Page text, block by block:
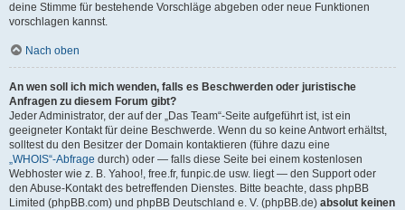
deine Stimme für bestehende Vorschläge abgeben oder neue Funktionen
vorschlagen kannst.
Nach oben
An wen soll ich mich wenden, falls es Beschwerden oder juristische
Anfragen zu diesem Forum gibt?
Jeder Administrator, der auf der „Das Team“-Seite aufgeführt ist, ist ein
geeigneter Kontakt für deine Beschwerde. Wenn du so keine Antwort erhältst,
solltest du den Besitzer der Domain kontaktieren (führe dazu eine
„WHOIS“-Abfrage durch) oder — falls diese Seite bei einem kostenlosen
Webhoster wie z. B. Yahoo!, free.fr, funpic.de usw. liegt — den Support oder
den Abuse-Kontakt des betreffenden Dienstes. Bitte beachte, dass phpBB
Limited (phpBB.com) und phpBB Deutschland e. V. (phpBB.de) absolut keinen